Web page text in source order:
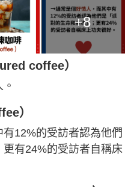
+8
coffee）
）
12%的受訪者認為他們
有24%的受訪者自稱床